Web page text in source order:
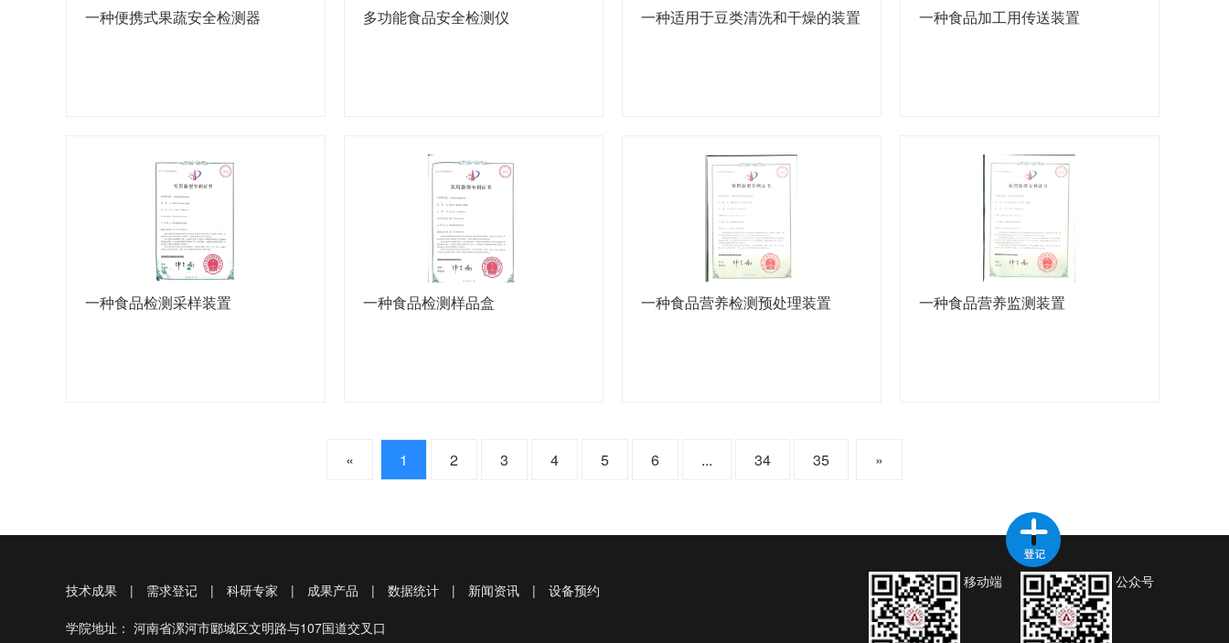
一种便携式果蔬安全检测器 多功能食品安全检测仪 一种适用于豆类清洗和干燥的装置 一种食品加工用传送装置
一种食品检测采样装置 一种食品检测样品盒 一种食品营养检测预处理装置 一种食品营养监测装置
« 1 2 3 4 5 6 ... 34 35 »
技术成果 | 需求登记 | 科研专家 | 成果产品 | 数据统计 | 新闻资讯 | 设备预约
学院地址： 河南省漯河市郾城区文明路与107国道交叉口
移动端 公众号